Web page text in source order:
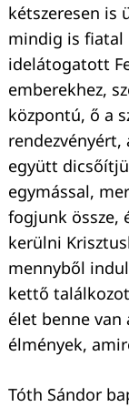
kétszeresen is
mindig is fiatal
idelátogatott
emberekhez,
központú, ő a
rendezvényért,
együtt
egymással,
fogjunk össze,
kerülni
mennyből
kettő
élet benne van
élmények,
Tóth Sándor